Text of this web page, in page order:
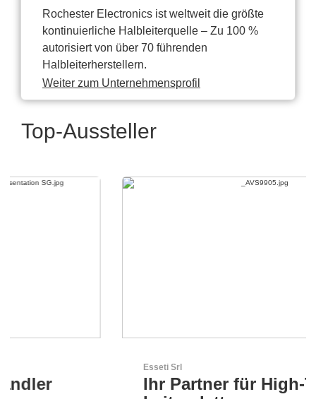
Rochester Electronics ist weltweit die größte
kontinuierliche Halbleiterquelle – Zu 100 %
autorisiert von über 70 führenden
Halbleiterherstellern.
Weiter zum Unternehmensprofil
Top-Aussteller
Ihr Partner für High-Tech-